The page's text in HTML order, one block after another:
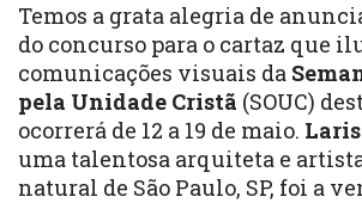
Temos a grata alegria de
do concurso para o cartaz que
comunicações visuais da
pela Unidade Cristã (SOUC)
ocorrerá de 12 a 19 de maio.
uma talentosa arquiteta e artista
natural de São Paulo, SP, foi a